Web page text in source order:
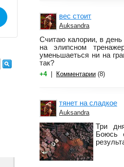
вес стоит
Auksandra
Считаю калории, в
на элипсном
уменьшаеться ни на
так?
+4 Комментарии (8)
тянет на сладкое
Auksandra
Три
Боюсь